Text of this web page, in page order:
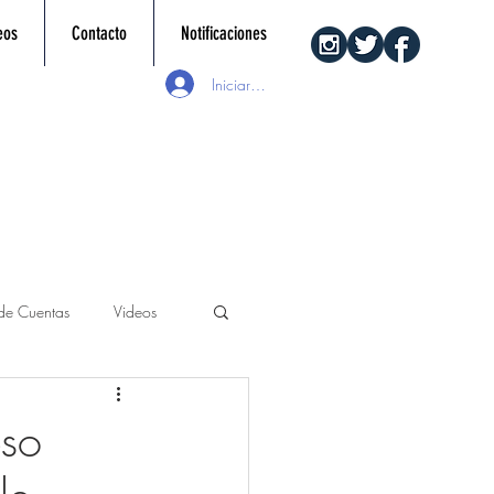
Contacto Notificaciones
Iniciar sesión
Cuentas Videos